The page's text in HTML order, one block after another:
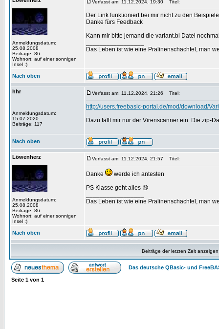
Anmeldungsdatum:
25.08.2008
Beiträge: 86
Wohnort: auf einer sonnigen
Insel :)
Verfasst am: 11.12.2024, 19:30 Titel:
Der Link funktioniert bei mir nicht zu den
Danke fürs Feedback
Kann mir bitte jemand die variant.bi Datei
Das Leben ist wie eine Pralinenschachtel, man
Nach oben
hhr
Anmeldungsdatum:
15.07.2020
Beiträge: 117
Verfasst am: 11.12.2024, 21:26 Titel:
http://users.freebasic-portal.de/mod/download/
Dazu fällt mir nur der Virenscanner ein. Die zip-
Nach oben
Löwenherz
Anmeldungsdatum:
25.08.2008
Beiträge: 86
Wohnort: auf einer sonnigen
Insel :)
Verfasst am: 11.12.2024, 21:57 Titel:
Danke
werde ich antesten
PS Klasse geht alles 😃
Das Leben ist wie eine Pralinenschachtel, man
Nach oben
Beiträge der letzten Zeit
Das deutsche QBasic- und
Seite 1 von 1